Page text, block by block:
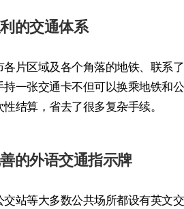
的交通体系
各片区域及各个角落的地铁、联系
持一张交通卡不但可以换乘地铁和
结算，省去了很多复杂手续。
的外语交通指示牌
交站等大多数公共场所都设有英文